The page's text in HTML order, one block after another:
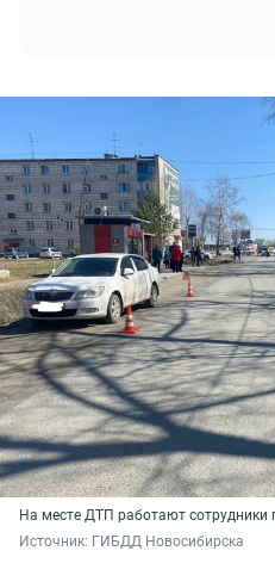
На месте ДТП работают сотрудники
Источник: ГИБДД Новосибирска